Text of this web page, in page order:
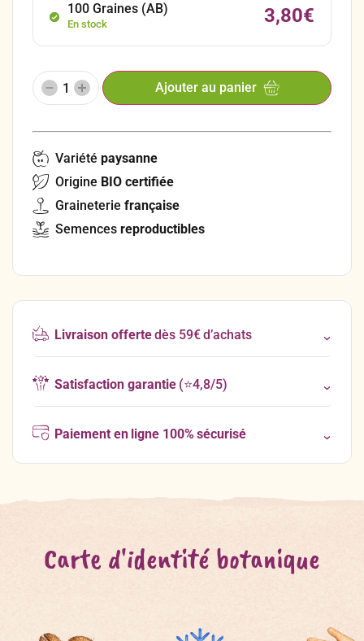
100 Graines (AB)
En stock 3,80€
Ajouter au panier
Variété paysanne
Origine BIO certifiée
Graineterie française
Semences reproductibles
Livraison offertedès 59€ d’achats
Satisfaction garantie(⭐4,8/5)
Paiement en ligne 100% sécurisé
Carte d'identité botanique